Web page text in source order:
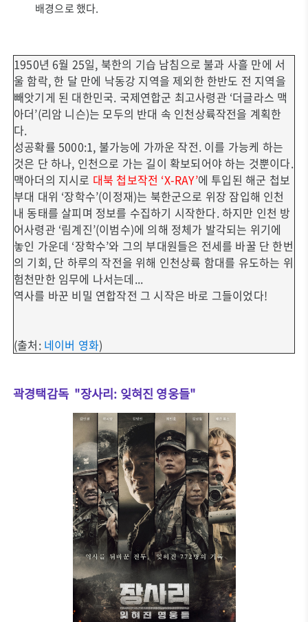
배경으로 했다.
1950년 6월 25일, 북한의 기습 남침으로 불과 사흘 만에 서
울 함락, 한 달 만에 낙동강 지역을 제외한 한반도 전 지역을
빼앗기게 된 대한민국. 국제연합군 최고사령관 ‘더글라스 맥
아더’(리암 니슨)는 모두의 반대 속 인천상륙작전을 계획한
다.
성공확률 5000:1, 불가능에 가까운 작전. 이를 가능케 하는
것은 단 하나, 인천으로 가는 길이 확보되어야 하는 것뿐이다.
맥아더의 지시로 대북 첩보작전 ‘X-RAY’에 투입된 해군 첩보
부대 대위 ‘장학수’(이정재)는 북한군으로 위장 잠입해 인천
내 동태를 살피며 정보를 수집하기 시작한다. 하지만 인천 방
어사령관 ‘림계진’(이범수)에 의해 정체가 발각되는 위기에
놓인 가운데 ‘장학수’와 그의 부대원들은 전세를 바꿀 단 한번
의 기회, 단 하루의 작전을 위해 인천상륙 함대를 유도하는 위
험천만한 임무에 나서는데...
역사를 바꾼 비밀 연합작전 그 시작은 바로 그들이었다!
(출처: 네이버 영화)
곽경택감독 "장사리: 잊혀진 영웅들"